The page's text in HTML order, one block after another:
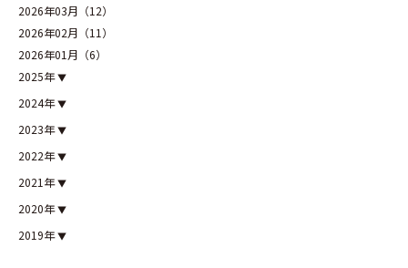
2026年03月（12）
2026年02月（11）
2026年01月（6）
2025年
2024年
2023年
2022年
2021年
2020年
2019年